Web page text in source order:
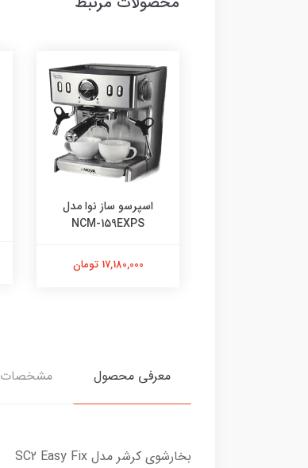
اسپرسو ساز نوا مدل
NCM-159EXPS
17,180,000 تومان
معرفی محصول مشخصات
بخارشوی کرشر مدل SC2 Easy Fix